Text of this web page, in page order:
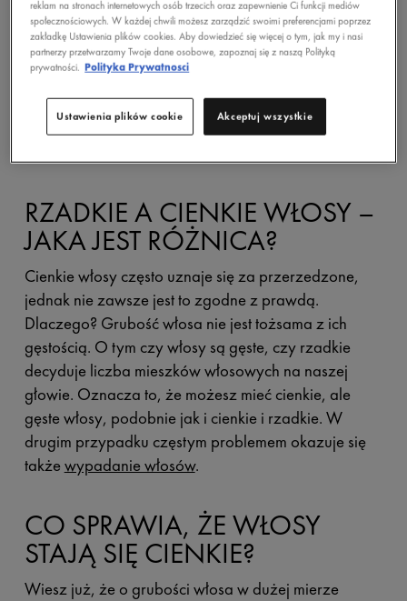
RZADKIE A CIENKIE WŁOSY –
JAKA JEST RÓŻNICA?
Cienkie włosy często uznaje się za przerzedzone,
jednak nie zawsze jest to zgodne z prawdą.
Dlaczego? Grubość włosa nie jest tożsama z ich
gęstością. O tym czy włosy są gęste, czy rzadkie
decyduje liczba mieszków włosowych na naszej
głowie. Oznacza to, że możesz mieć cienkie, ale
gęste włosy, podobnie jak i cienkie i rzadkie. W
drugim przypadku częstym problemem okazuje się
takżewypadanie włosów.
CO SPRAWIA, ŻE WŁOSY
STAJĄ SIĘ CIENKIE?
Wiesz już, że o grubości włosa w dużej mierze
reklam na stronach internetowych osób trzecich oraz zapewnienie Ci funkcji mediów
społecznościowych. W każdej chwili możesz zarządzić swoimi preferencjami poprzez
zakładkę Ustawienia plików cookies. Aby dowiedzieć się więcej o tym, jak my i nasi
partnerzy przetwarzamy Twoje dane osobowe, zapoznaj się z naszą Polityką
prywatności. Polityka Prywatnosci
Ustawienia plików cookie Akceptuj wszystkie